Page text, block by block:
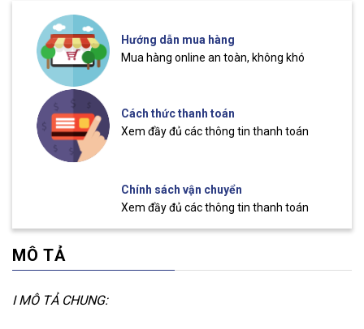
Hướng dẫn mua hàng
Mua hàng online an toàn, không khó
Cách thức thanh toán
Xem đầy đủ các thông tin thanh toán
Chính sách vận chuyển
Xem đầy đủ các thông tin thanh toán
MÔ TẢ
I MÔ TẢ CHUNG: